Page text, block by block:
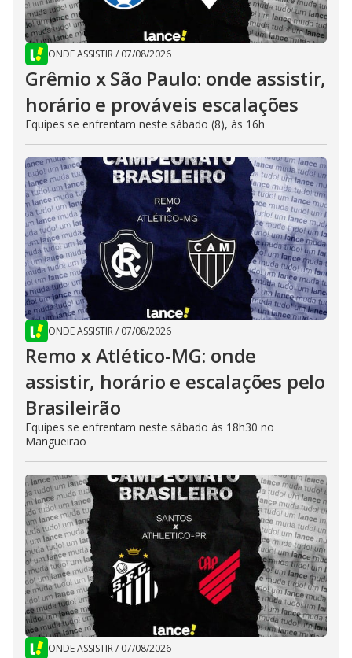
ONDE ASSISTIR/ 07/08/2026
Grêmio x São Paulo: onde assistir,
horário e prováveis escalações
Equipes se enfrentam neste sábado (8), às 16h
ONDE ASSISTIR/ 07/08/2026
Remo x Atlético-MG: onde
assistir, horário e escalações pelo
Brasileirão
Equipes se enfrentam neste sábado às 18h30 no
Mangueirão
ONDE ASSISTIR/ 07/08/2026